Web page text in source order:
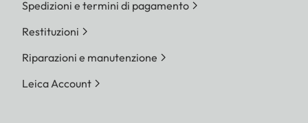
Spedizioni e termini di pagamento
Restituzioni
Riparazioni e manutenzione
Leica Account